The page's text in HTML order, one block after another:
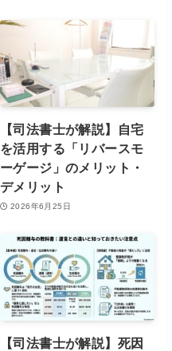
【司法書士が解説】自宅
を活用する「リバースモ
ーゲージ」のメリット・
デメリット
2026年6月25日
【司法書士が解説】死因